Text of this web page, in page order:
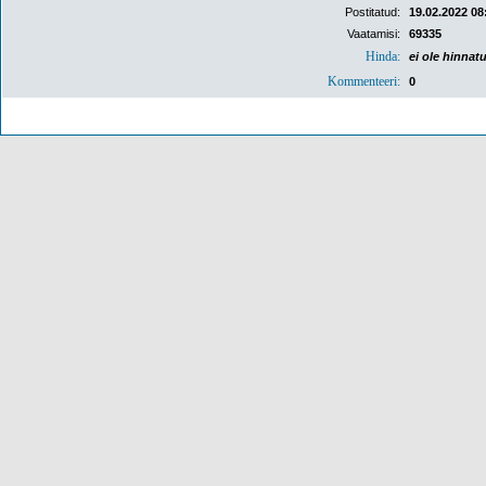
Postitatud:
19.02.2022
Vaatamisi:
69335
Hinda: ei ole
Kommenteeri: 0